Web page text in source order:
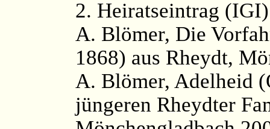
2. Heiratseintrag
A. Blömer, Die
1868) aus Rheydt,
A. Blömer, Adelheid
jüngeren Rheydter